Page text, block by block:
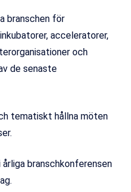
branschen för
acceleratorer,
och
de senaste
tematiskt hållna möten
branschkonferensen